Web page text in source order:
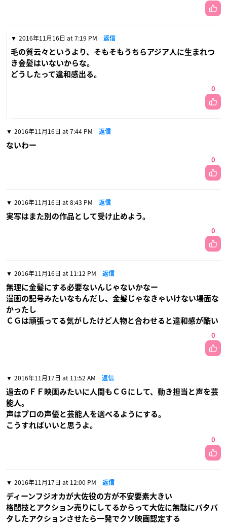
2016年11月16日 at 7:19 PM 返信
毛の質云々というより、そもそもうちらアジア人に生まれつ
き金髪はいないからな。
どうしたって違和感出る。
0
2016年11月16日 at 7:44 PM 返信
ないわー
0
2016年11月16日 at 8:43 PM 返信
実写はまた別の作品として受け止めよう。
0
2016年11月16日 at 11:12 PM 返信
無理に金髪にする必要ないんじゃないかなー
漫画の記号みたいなもんだし、金髪じゃなきゃいけない場面な
かったし
ＣＧは頑張ってる気がしたけど人物と合わせると違和感が酷い
0
2016年11月17日 at 11:52 AM 返信
過去のＦＦ映画みたいに人間もＣＧにして、動き担当と声を芸
能人。
声はプロの声優と芸能人を選べるようにする。
こうすればいいと思うよ。
0
2016年11月17日 at 12:00 PM 返信
ディーンフジオカが大佐役の方が不安要素大きい
格闘技とアクション売りにしてるからって大佐に無駄にバタバ
タしたアクションさせたら一発でクソ映画認定する